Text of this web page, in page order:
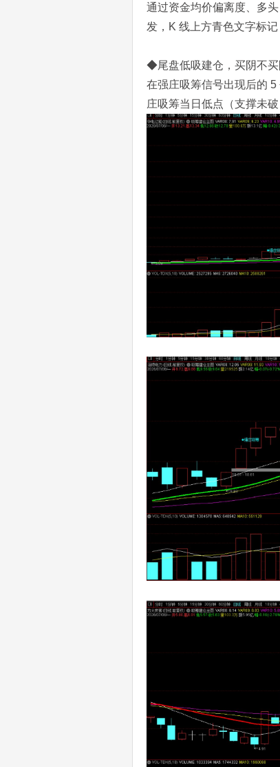
通过资金均价偏离度、多
发，K 线上方青色文字标
◆尾盘低吸建仓，买阴不
在强庄吸筹信号出现后的
庄吸筹当日低点（支撑未